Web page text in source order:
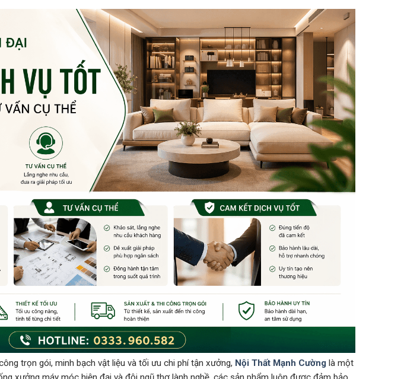
trọn gói, minh bạch vật liệu và tối ưu chi phí tận xưởng, Nội Thất Mạnh Cường là một